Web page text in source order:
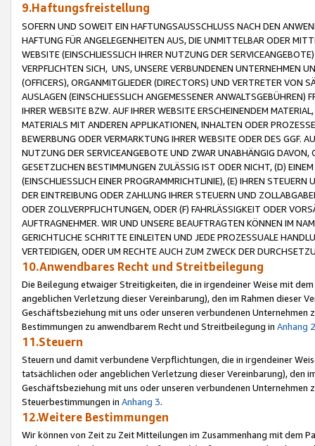
9.Haftungsfreistellung
SOFERN UND SOWEIT EIN HAFTUNGSAUSSCHLUSS NACH DEN
HAFTUNG FÜR ANGELEGENHEITEN AUS, DIE UNMITTELBAR ODER
WEBSITE (EINSCHLIESSLICH IHRER NUTZUNG DER
VERPFLICHTEN SICH, UNS, UNSERE VERBUNDENEN UNTERNEHMEN
(OFFICERS), ORGANMITGLIEDER (DIRECTORS) UND VERTRETER VON
AUSLAGEN (EINSCHLIESSLICH ANGEMESSENER
IHRER WEBSITE BZW. AUF IHRER WEBSITE ERSCHEINENDEM
MATERIALS MIT ANDEREN APPLIKATIONEN, INHALTEN ODER
BEWERBUNG ODER VERMARKTUNG IHRER WEBSITE ODER DES GGF.
NUTZUNG DER SERVICEANGEBOTE UND ZWAR UNABHÄNGIG
GESETZLICHEN BESTIMMUNGEN ZULÄSSIG IST ODER NICHT, (D)
(EINSCHLIESSLICH EINER PROGRAMMRICHTLINIE), (E) IHREN
DER EINTREIBUNG ODER ZAHLUNG IHRER STEUERN UND
ODER ZOLLVERPFLICHTUNGEN, ODER (F) FAHRLÄSSIGKEIT ODER
AUFTRAGNEHMER. WIR UND UNSERE BEAUFTRAGTEN KÖNNEN IM
GERICHTLICHE SCHRITTE EINLEITEN UND JEDE PROZESSUALE
VERTEIDIGEN, ODER UM RECHTE AUCH ZUM ZWECK DER
10.Anwendbares Recht und Streitbeilegung
Die Beilegung etwaiger Streitigkeiten, die in irgendeiner Weise mit
angeblichen Verletzung dieser Vereinbarung), den im Rahmen dieser
Geschäftsbeziehung mit uns oder unseren verbundenen
Bestimmungen zu anwendbarem Recht und Streitbeilegung in Anhang 2
11.Steuern
Steuern und damit verbundene Verpflichtungen, die in irgendeiner
tatsächlichen oder angeblichen Verletzung dieser Vereinbarung), den
Geschäftsbeziehung mit uns oder unseren verbundenen
Steuerbestimmungen in Anhang 3.
12.Weitere Bestimmungen
Wir können von Zeit zu Zeit Mitteilungen im Zusammenhang mit dem